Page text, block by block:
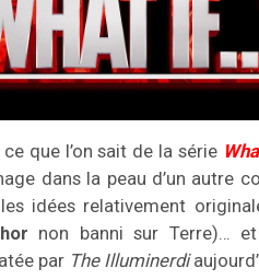
que l’on sait de la série
dans la peau d’un autre
idées relativement
non banni sur Terre)…
par The Illuminerdi